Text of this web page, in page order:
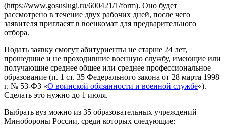
(https://www.gosuslugi.ru/600421/1/form). Оно будет
рассмотрено в течение двух рабочих дней, после чего
заявителя пригласят в военкомат для предварительного
отбора.
Подать заявку смогут абитуриенты не старше 24 лет,
прошедшие и не проходившие военную службу, имеющие или
получающие среднее общее или среднее профессиональное
образование (п. 1 ст. 35 Федерального закона от 28 марта 1998
г. № 53-ФЗ «О воинской обязанности и военной службе«).
Сделать это нужно до 1 июля.
Выбрать вуз можно из 35 образовательных учреждений
Минобороны России, среди которых следующие: